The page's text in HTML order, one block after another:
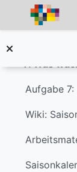
Einklappen
Wiki: